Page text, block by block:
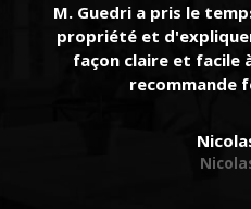
M. Guedri a pris le
propriété et
façon claire et facile
recommande